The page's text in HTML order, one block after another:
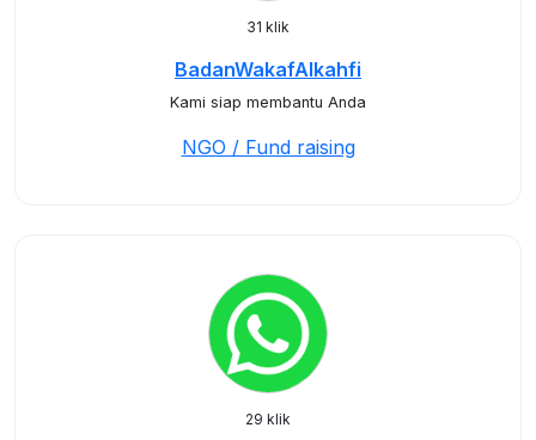
31 klik
BadanWakafAlkahfi
Kami siap membantu Anda
NGO / Fund raising
29 klik